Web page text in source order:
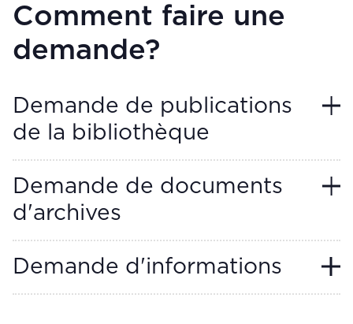
Comment faire une
demande?
Demande de publications
de la bibliothèque
Demande de documents
d'archives
Demande d'informations